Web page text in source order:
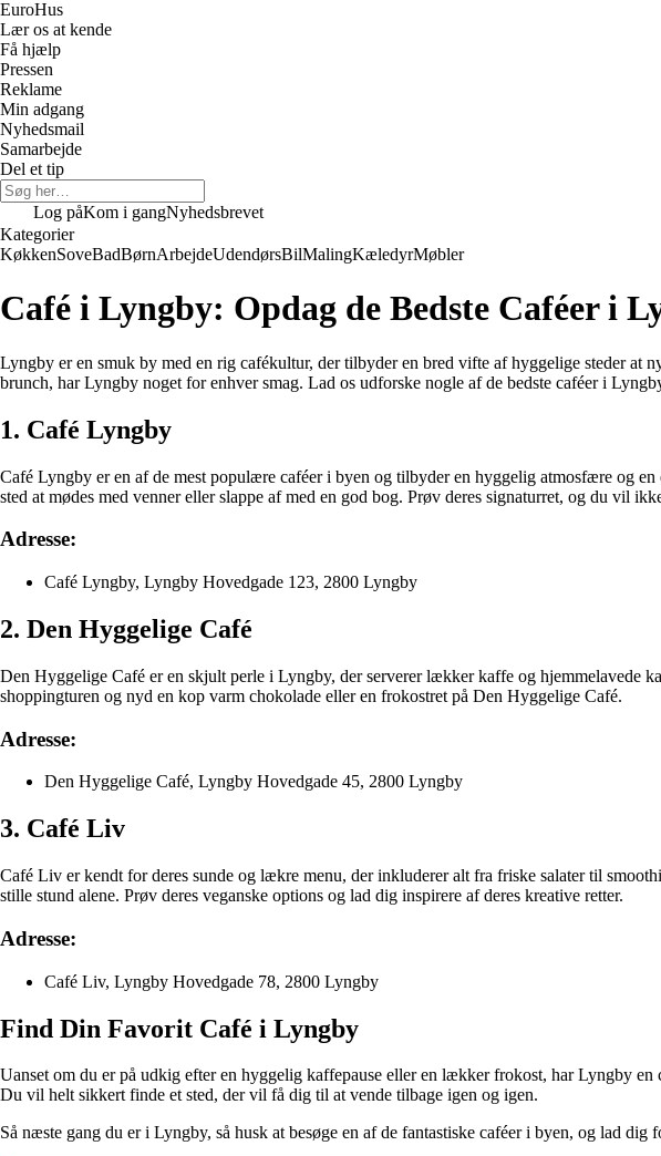
EuroHus
Lær os at kende
Få hjælp
Pressen
Reklame
Min adgang
Nyhedsmail
Samarbejde
Del et tip
Log påKom i gangNyhedsbrevet
Kategorier
KøkkenSoveBadBørnArbejdeUdendørsBilMalingKæledyrMøbler
Café i Lyngby: Opdag de Bedste Caféer i
Lyngby er en smuk by med en rig cafékultur, der tilbyder en bred vifte af hyggelige steder
brunch, har Lyngby noget for enhver smag. Lad os udforske nogle af de bedste caféer i
1. Café Lyngby
Café Lyngby er en af de mest populære caféer i byen og tilbyder en hyggelig atmosfære og
sted at mødes med venner eller slappe af med en god bog. Prøv deres signaturret, og du vil
Adresse:
Café Lyngby, Lyngby Hovedgade 123, 2800 Lyngby
2. Den Hyggelige Café
Den Hyggelige Café er en skjult perle i Lyngby, der serverer lækker kaffe og hjemmelavede
shoppingturen og nyd en kop varm chokolade eller en frokostret på Den Hyggelige Café.
Adresse:
Den Hyggelige Café, Lyngby Hovedgade 45, 2800 Lyngby
3. Café Liv
Café Liv er kendt for deres sunde og lækre menu, der inkluderer alt fra friske salater til
stille stund alene. Prøv deres veganske options og lad dig inspirere af deres kreative retter.
Adresse:
Café Liv, Lyngby Hovedgade 78, 2800 Lyngby
Find Din Favorit Café i Lyngby
Uanset om du er på udkig efter en hyggelig kaffepause eller en lækker frokost, har Lyngby
Du vil helt sikkert finde et sted, der vil få dig til at vende tilbage igen og igen.
Så næste gang du er i Lyngby, så husk at besøge en af de fantastiske caféer i byen, og lad